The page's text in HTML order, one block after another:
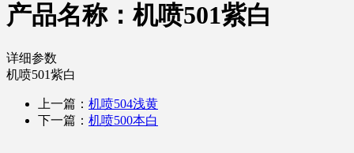
产品名称：机喷501紫白
详细参数
机喷501紫白
上一篇： 机喷504浅黄
下一篇： 机喷500本白